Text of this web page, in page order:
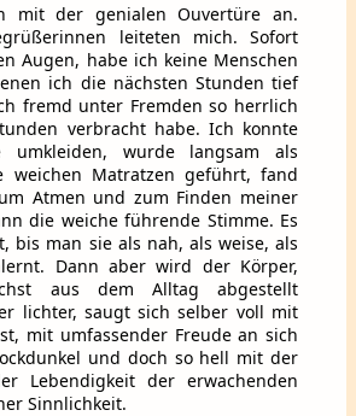
mit der genialen Ouvertüre an.
leiteten mich. Sofort
Augen, habe ich keine Menschen
ich die nächsten Stunden tief
fremd unter Fremden so herrlich
verbracht habe. Ich konnte
wurde langsam als
weichen Matratzen geführt, fand
Atmen und zum Finden meiner
die weiche führende Stimme. Es
bis man sie als nah, als weise, als
Dann aber wird der Körper,
aus dem Alltag abgestellt
lichter, saugt sich selber voll mit
mit umfassender Freude an sich
und doch so hell mit der
Lebendigkeit der erwachenden
Sinnlichkeit.